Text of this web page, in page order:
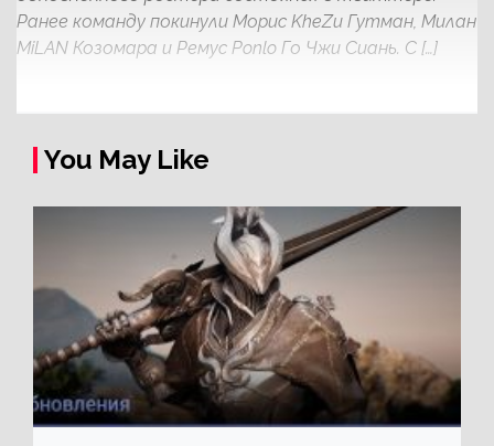
Ранее команду покинули Морис KheZu Гутман, Милан
MiLAN Козомара и Ремус Ponlo Го Чжи Сиань. С […]
You May Like